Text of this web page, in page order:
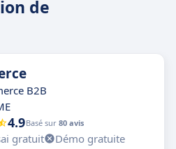
de
B2B
4.9Basé sur 80 avis
gratuit
Démo gratuite